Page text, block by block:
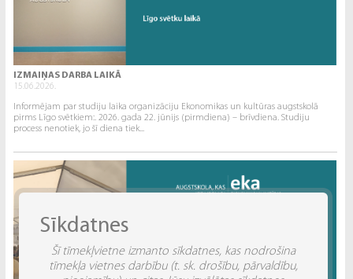
IZMAIŅAS DARBA LAIKĀ
15.06.2026.
Informējam par studiju laika organizāciju Ekonomikas un kultūras augstskolā
pirms Līgo svētkiem:. 2026. gada 22. jūnijs (pirmdiena) – brīvdiena. Studiju
process nenotiek, jo šī diena tiek...
Sīkdatnes
Šī tīmekļvietne izmanto sīkdatnes, kas nodrošina
tīmekļa vietnes darbību (t. sk. drošību, pārvaldību,